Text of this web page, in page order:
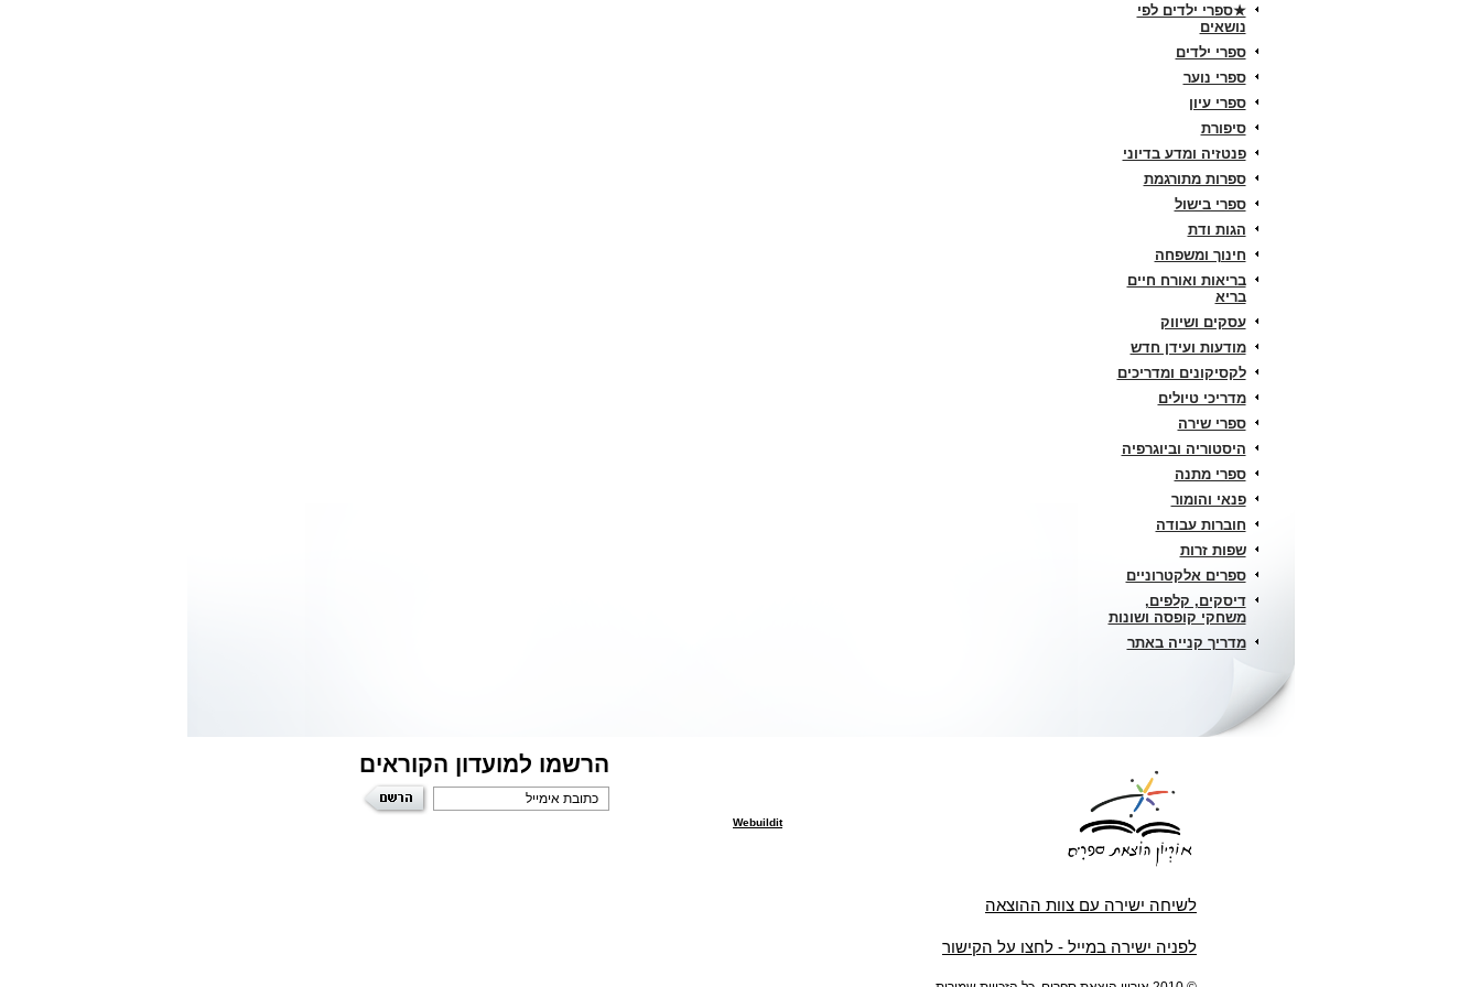
★ספרי ילדים לפי
נושאים
ספרי ילדים
ספרי נוער
ספרי עיון
סיפורת
פנטזיה ומדע בדיוני
ספרות מתורגמת
ספרי בישול
הגות ודת
חינוך ומשפחה
בריאות ואורח חיים
בריא
עסקים ושיווק
מודעות ועידן חדש
לקסיקונים ומדריכים
מדריכי טיולים
ספרי שירה
היסטוריה וביוגרפיה
ספרי מתנה
פנאי והומור
חוברות עבודה
שפות זרות
ספרים אלקטרוניים
דיסקים, קלפים,
משחקי קופסה ושונות
מדריך קנייה באתר
הרשמו למועדון הקוראים
לשיחה ישירה עם צוות ההוצאה
לפניה ישירה במייל - לחצו על הקישור
Webuildit